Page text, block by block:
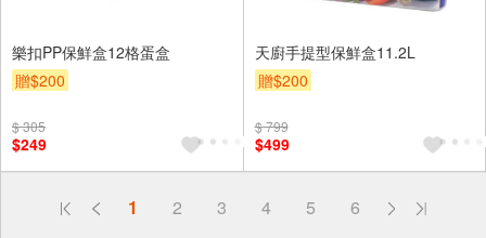
樂扣PP保鮮盒12格蛋盒
贈$200
$ 305
$249
天廚手提型保鮮盒11.2L
贈$200
$ 799
$499
1 2 3 4 5 6
偏遠地區配送